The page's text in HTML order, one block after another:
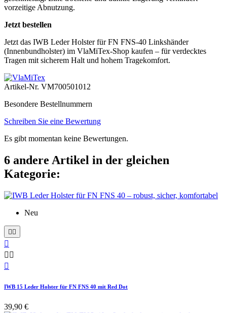
vorzeitige Abnutzung.
Jetzt bestellen
Jetzt das IWB Leder Holster für FN FNS-40 Linkshänder
(Innenbundholster) im VlaMiTex-Shop kaufen – für verdecktes
Tragen mit sicherem Halt und hohem Tragekomfort.
Artikel-Nr. VM700501012
Besondere Bestellnummern
Schreiben Sie eine Bewertung
Es gibt momentan keine Bewertungen.
6 andere Artikel in der gleichen
Kategorie:
Neu


 

IWB 15 Leder Holster für FN FNS 40 mit Red Dot
39,90 €